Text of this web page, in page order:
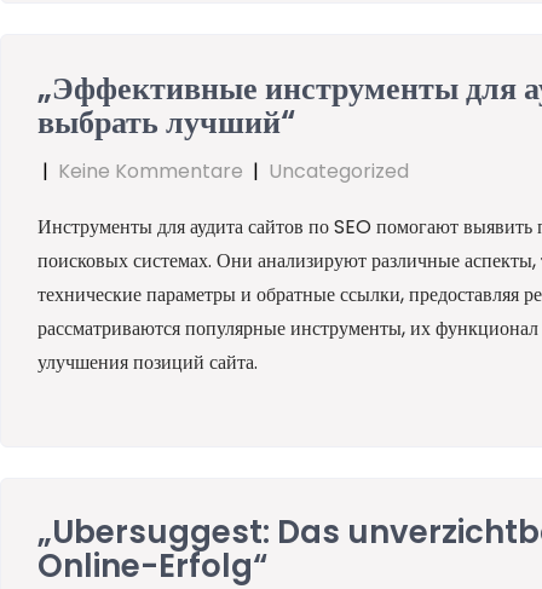
„Эффективные инструменты для
выбрать лучший“
| Keine Kommentare | Uncategorized
Инструменты для аудита сайтов по SEO помогают
поисковых системах. Они анализируют различные аспекты,
технические параметры и обратные ссылки, предоставляя
рассматриваются популярные инструменты, их
улучшения позиций сайта.
„Ubersuggest: Das
Online-Erfolg“